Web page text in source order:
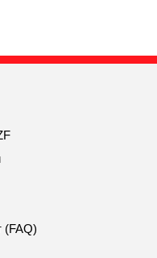
(FAQ)